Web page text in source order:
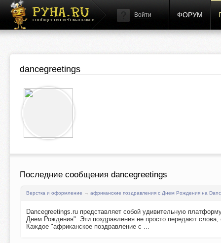
сообщество веб-маньяков
Войти ФОРУМ
dancegreetings
Последние сообщения dancegreetings
Верстка и оформление → африканские поздравления с Днем Рождения на
Dancegreetings.ru представляет собой удивительную
Днем Рождения". Эти поздравления не просто передают слова,
Каждое "африканское поздравление с ...